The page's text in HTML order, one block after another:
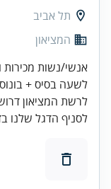
תל אביב
המציאון
לשעה בסיס +
לרשת המציאון
לסניף הדגל שלנו